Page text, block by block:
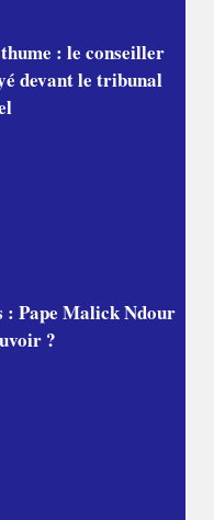
: le conseiller
devant le tribunal
: Pape Malick Ndour
?